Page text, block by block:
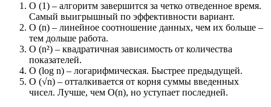
О (1) ‒ алгоритм завершится за четко отведенное время.
Самый выигрышный по эффективности вариант.
О (n) ‒ линейное соотношение данных, чем их больше ‒
тем дольше работа.
О (n²) ‒ квадратичная зависимость от количества
показателей.
О (log n) ‒ логарифмическая. Быстрее предыдущей.
О (√n) ‒ отталкивается от корня суммы введенных
чисел. Лучше, чем О(n), но уступает последней.